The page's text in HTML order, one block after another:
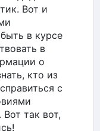
Вот и
в курсе
в
о
кто из
с
так вот,